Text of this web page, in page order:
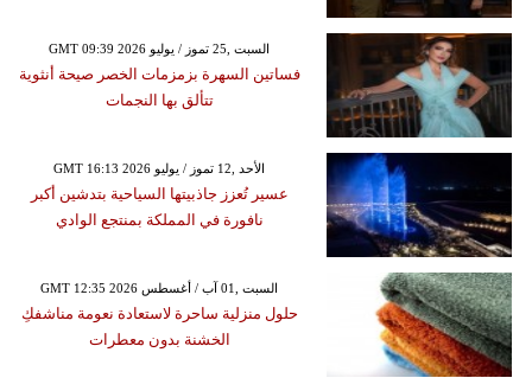
GMT 09:39 2026 السبت ,25 تموز / يوليو
فساتين السهرة بزمزمات الخصر صيحة أنثوية
تتألق بها النجمات
GMT 16:13 2026 الأحد ,12 تموز / يوليو
عسير تُعزز جاذبيتها السياحية بتدشين أكبر
نافورة في المملكة بمنتجع الوادي
GMT 12:35 2026 السبت ,01 آب / أغسطس
حلول منزلية ساحرة لاستعادة نعومة مناشفكِ
الخشنة بدون معطرات